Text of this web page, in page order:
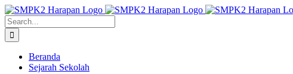
Skip
to
content
Search
for:
Beranda
Sejarah Sekolah